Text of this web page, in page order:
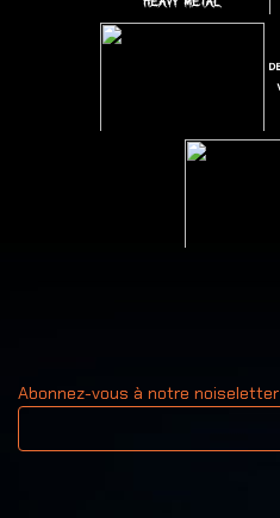
Abonnez-vous à notre noiseletter
Votre adresse email